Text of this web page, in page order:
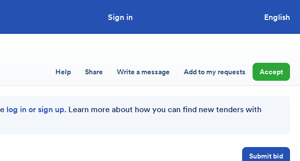
Sign in English
Help Share Write a message Add to my requests Accept
log in or sign up. Learn more about how you can find new tenders with
Submit bid